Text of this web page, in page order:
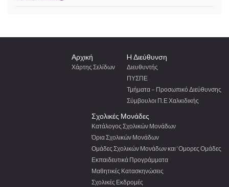
Αρχική
Χάρτης Σελίδων
H Διεύθυνση
Διευθυντής
ΠΥΣΠΕ
Τμήματα – Προσωπικό Διεύθυνσης
Σύμβουλοι Π.Ε Χαλκιδικής
Σχολικές Μονάδες
Κατάλογος Σχολικών Μονάδων
Όρια Σχολικών Μονάδων
Ομάδες Σχολικών Μονάδων και ‘Ομορες Ομάδες
Εκπαιδευτικά Προγράμματα
Μαθητικές Κατασκηνώσεις
Σχολικές Εκδρομές